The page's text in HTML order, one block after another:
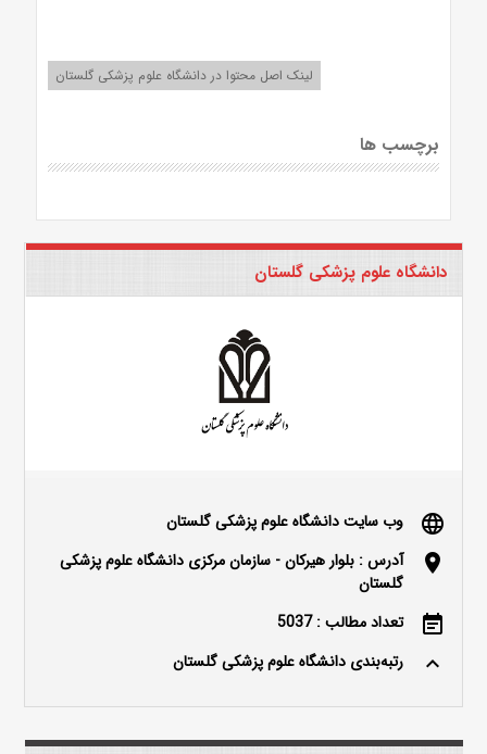
لینک اصل محتوا در دانشگاه علوم پزشکی گلستان
برچسب ها
دانشگاه علوم پزشکی گلستان
language وب سایت دانشگاه علوم پزشکی گلستان
location_on
آدرس : بلوار هیرکان - سازمان مرکزی دانشگاه علوم پزشکی
گلستان
event_note تعداد مطالب : 5037
keyboard_arrow_up رتبه‌بندی دانشگاه علوم پزشکی گلستان